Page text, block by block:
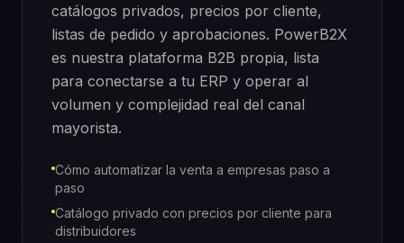
catálogos privados, precios por cliente,
listas de pedido y aprobaciones. PowerB2X
es nuestra plataforma B2B propia, lista
para conectarse a tu ERP y operar al
volumen y complejidad real del canal
mayorista.
Cómo automatizar la venta a empresas paso a
paso
Catálogo privado con precios por cliente para
distribuidores